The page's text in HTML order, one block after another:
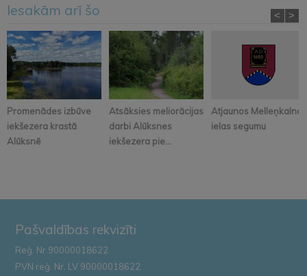
Iesakām arī šo
Promenādes izbūve
iekšezera krastā
Alūksnē
Atsāksies meliorācijas
darbi Alūksnes
iekšezera pie...
Atjaunos Melleņkalna
ielas segumu
< >
Pašvaldības rekvizīti
Reģ. Nr.90000018622
PVN reģ. Nr. LV 90000018622